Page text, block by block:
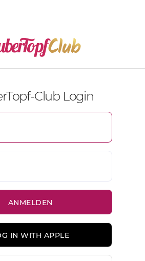
Club Login
IN WITH APPLE